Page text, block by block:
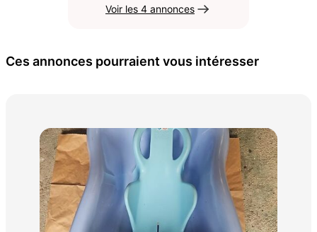
Voir les 4 annonces
Ces annonces pourraient vous intéresser